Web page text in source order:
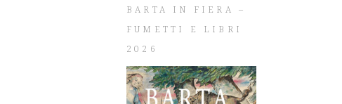
BARTA IN FIERA –
FUMETTI E LIBRI
2026